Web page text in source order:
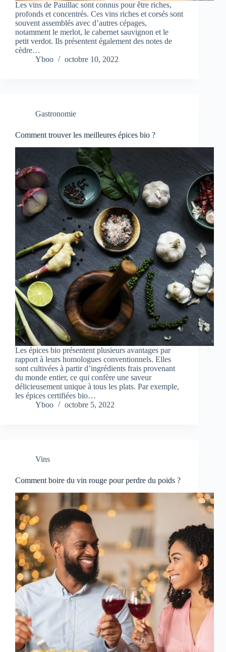
Les vins de Pauillac sont connus pour être riches,
profonds et concentrés. Ces vins riches et corsés sont
souvent assemblés avec d’autres cépages,
notamment le merlot, le cabernet sauvignon et le
petit verdot. Ils présentent également des notes de
cèdre…
Yboo
octobre 10, 2022
Gastronomie
Comment trouver les meilleures épices bio ?
Les épices bio présentent plusieurs avantages par
rapport à leurs homologues conventionnels. Elles
sont cultivées à partir d’ingrédients frais provenant
du monde entier, ce qui confère une saveur
délicieusement unique à tous les plats. Par exemple,
les épices certifiées bio…
Yboo
octobre 5, 2022
Vins
Comment boire du vin rouge pour perdre du poids ?